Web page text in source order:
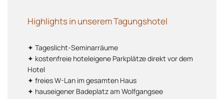
Highlights in unserem Tagungshotel
✦ Tageslicht-Seminarräume
✦ kostenfreie hoteleigene Parkplätze direkt vor dem
Hotel
✦ freies W-Lan im gesamten Haus
✦ hauseigener Badeplatz am Wolfgangsee